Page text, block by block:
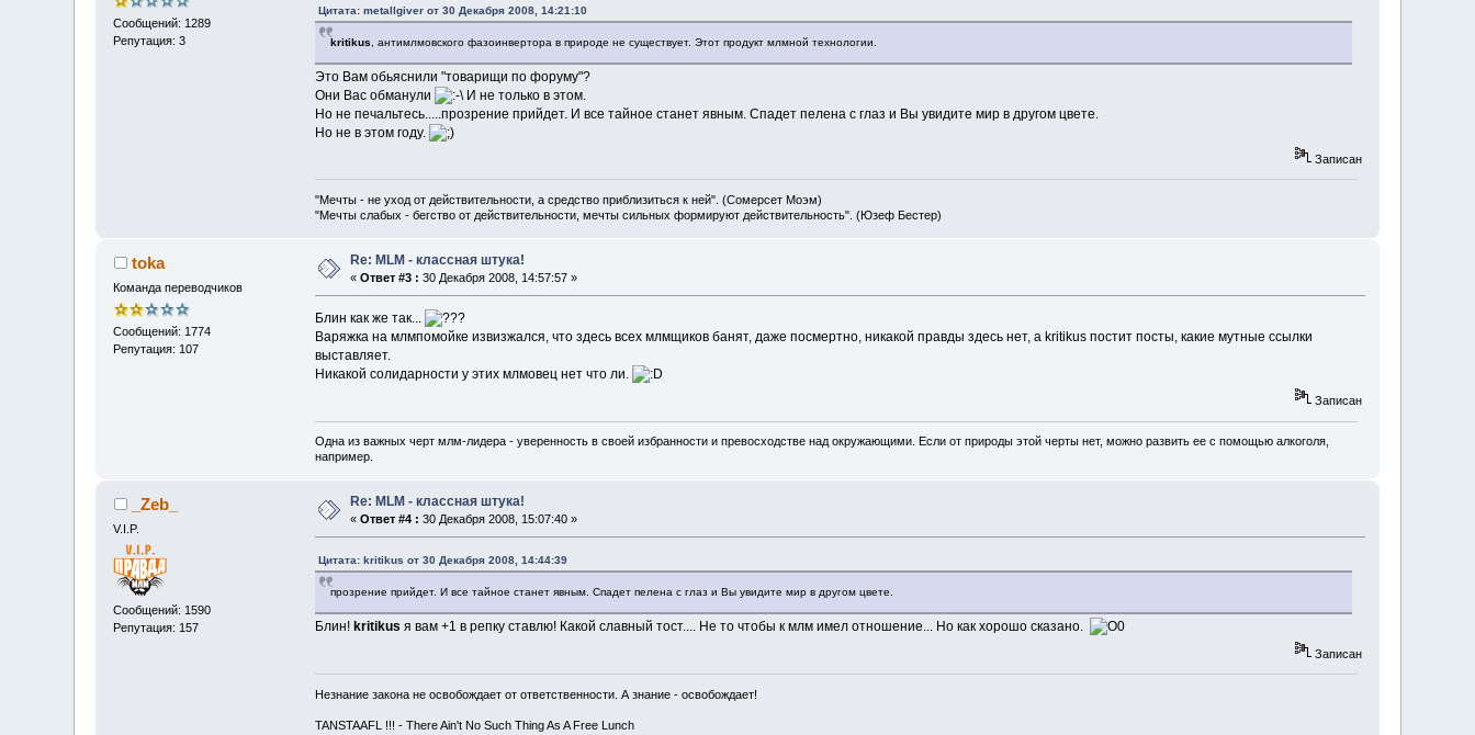
Сообщений: 1289
Репутация: 3
Цитата: metallgiver от 30 Декабря 2008, 14:21:10
kritikus , антимлмовского фазоинвертора в природе не существует. Этот продукт млмной технологии.
Это Вам обьяснили "товарищи по форуму"?
Они Вас обманули
И не только в этом.
Но не печальтесь.....прозрение прийдет. И все тайное станет явным. Спадет пелена с глаз и Вы увидите мир в другом цвете.
Но не в этом году.
Записан
"Мечты - не уход от действительности, а средство приблизиться к ней". (Сомерсет Моэм)
"Мечты слабых - бегство от действительности, мечты сильных формируют действительность". (Юзеф Бестер)
toka
Команда переводчиков
Сообщений: 1774
Репутация: 107
Re: MLM - классная штука!
«Ответ #3 : 30 Декабря 2008, 14:57:57 »
Блин как же так...
Варяжка на млмпомойке извизжался, что здесь всех млмщиков банят, даже посмертно, никакой правды здесь нет, а kritikus постит посты, какие мутные ссылки
выставляет.
Никакой солидарности у этих млмовец нет что ли.
Записан
Одна из важных черт млм-лидера - уверенность в своей избранности и превосходстве над окружающими. Если от природы этой черты нет, можно развить ее с помощью алкоголя,
например.
_Zeb_
V.I.P.
Сообщений: 1590
Репутация: 157
Re: MLM - классная штука!
«Ответ #4 : 30 Декабря 2008, 15:07:40 »
Цитата: kritikus от 30 Декабря 2008, 14:44:39
прозрение прийдет. И все тайное станет явным. Спадет пелена с глаз и Вы увидите мир в другом цвете.
Блин! kritikus я вам +1 в репку ставлю! Какой славный тост.... Не то чтобы к млм имел отношение... Но как хорошо сказано.
Записан
Незнание закона не освобождает от ответственности. А знание - освобождает!
TANSTAAFL !!! - There Ain't No Such Thing As A Free Lunch